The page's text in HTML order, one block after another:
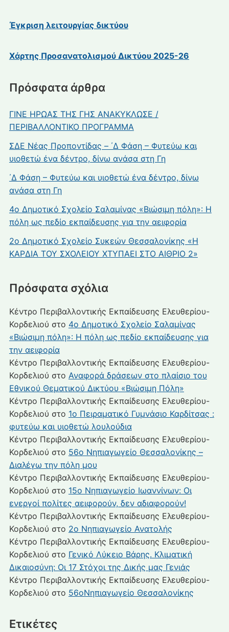
Έγκριση λειτουργίας δικτύου
Χάρτης Προσανατολισμού Δικτύου 2025-26
Πρόσφατα άρθρα
ΓΙΝΕ ΗΡΩΑΣ ΤΗΣ ΓΗΣ ΑΝΑΚΥΚΛΩΣΕ /
ΠΕΡΙΒΑΛΛΟΝΤΙΚΟ ΠΡΟΓΡΑΜΜΑ
ΣΔΕ Νέας Προποντίδας – ΄Δ Φάση – Φυτεύω και
υιοθετώ ένα δέντρο, δίνω ανάσα στη Γη
΄Δ Φάση – Φυτεύω και υιοθετώ ένα δέντρο, δίνω
ανάσα στη Γη
4ο Δημοτικό Σχολείο Σαλαμίνας «Βιώσιμη πόλη»: Η
πόλη ως πεδίο εκπαίδευσης για την αειφορία
2ο Δημοτικό Σχολείο Συκεών Θεσσαλονίκης «Η
ΚΑΡΔΙΑ ΤΟΥ ΣΧΟΛΕΙΟΥ ΧΤΥΠΑΕΙ ΣΤΟ ΑΙΘΡΙΟ 2»
Πρόσφατα σχόλια
Κέντρο Περιβαλλοντικής Εκπαίδευσης Ελευθερίου-
Κορδελιού στο 4ο Δημοτικό Σχολείο Σαλαμίνας
«Βιώσιμη πόλη»: Η πόλη ως πεδίο εκπαίδευσης για
την αειφορία
Κέντρο Περιβαλλοντικής Εκπαίδευσης Ελευθερίου-
Κορδελιού στο Αναφορά δράσεων στο πλαίσιο του
Εθνικού Θεματικού Δικτύου «Βιώσιμη Πόλη»
Κέντρο Περιβαλλοντικής Εκπαίδευσης Ελευθερίου-
Κορδελιού στο 1ο Πειραματικό Γυμνάσιο Καρδίτσας :
φυτεύω και υιοθετώ λουλούδια
Κέντρο Περιβαλλοντικής Εκπαίδευσης Ελευθερίου-
Κορδελιού στο 56ο Νηπιαγωγείο Θεσσαλονίκης –
Διαλέγω την πόλη μου
Κέντρο Περιβαλλοντικής Εκπαίδευσης Ελευθερίου-
Κορδελιού στο 15ο Νηπιαγωγείο Ιωαννίνων: Οι
ενεργοί πολίτες αειφορούν, δεν αδιαφορούν!
Κέντρο Περιβαλλοντικής Εκπαίδευσης Ελευθερίου-
Κορδελιού στο 2ο Νηπιαγωγείο Ανατολής
Κέντρο Περιβαλλοντικής Εκπαίδευσης Ελευθερίου-
Κορδελιού στο Γενικό Λύκειο Βάρης. Κλιματική
Δικαιοσύνη: Οι 17 Στόχοι της Δικής μας Γενιάς
Κέντρο Περιβαλλοντικής Εκπαίδευσης Ελευθερίου-
Κορδελιού στο 56οΝηπιαγωγείο Θεσσαλονίκης
Ετικέτες